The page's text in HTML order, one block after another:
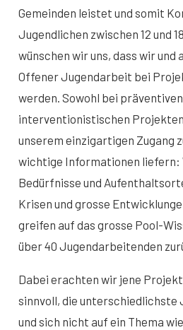
Gemeinden leistet und somit
Jugendlichen zwischen 12 und
wünschen wir uns, dass wir
Offener Jugendarbeit bei
werden. Sowohl bei
interventionistischen
unserem einzigartigen Zugang
wichtige Informationen liefern:
Bedürfnisse und
Krisen und grosse
greifen auf das grosse Pool-
über 40 Jugendarbeitenden
Dabei erachten wir jene
sinnvoll, die unterschiedlichste
und sich nicht auf ein Thema